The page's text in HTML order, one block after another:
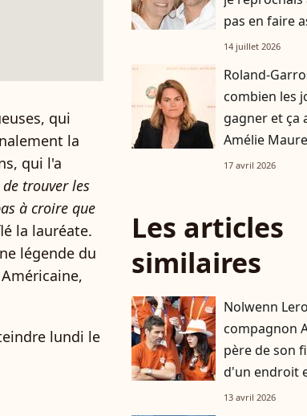
qui
la
qui l'a
trouver les
à croire que
la lauréate.
légende du
lundi le
pas en faire
14 juillet 2026
Roland-
combien les
gagner et ça
Amélie
explications
17 avril 2026
Les articles
similaires
Nolwenn
compagnon
père de son
d'un endroit
Monaco
13 avril 2026